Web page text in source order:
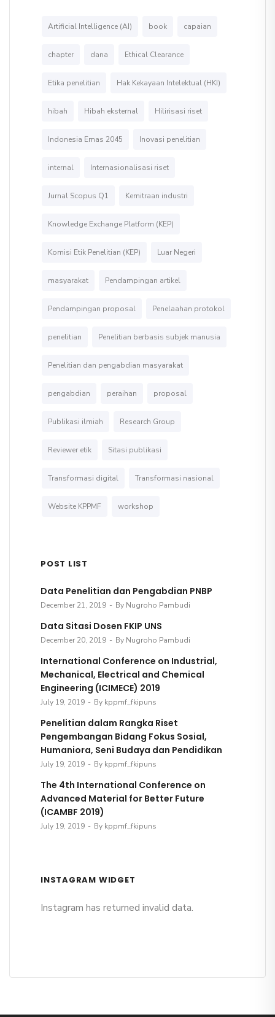
Artificial Intelligence (AI) book capaian
chapter dana Ethical Clearance
Etika penelitian Hak Kekayaan Intelektual (HKI)
hibah Hibah eksternal Hilirisasi riset
Indonesia Emas 2045 Inovasi penelitian
internal Internasionalisasi riset
Jurnal Scopus Q1 Kemitraan industri
Knowledge Exchange Platform (KEP)
Komisi Etik Penelitian (KEP) Luar Negeri
masyarakat Pendampingan artikel
Pendampingan proposal Penelaahan protokol
penelitian Penelitian berbasis subjek manusia
Penelitian dan pengabdian masyarakat
pengabdian peraihan proposal
Publikasi ilmiah Research Group
Reviewer etik Sitasi publikasi
Transformasi digital Transformasi nasional
Website KPPMF workshop
POST LIST
Data Penelitian dan Pengabdian PNBP
December 21, 2019 By Nugroho Pambudi
Data Sitasi Dosen FKIP UNS
December 20, 2019 By Nugroho Pambudi
International Conference on Industrial,
Mechanical, Electrical and Chemical
Engineering (ICIMECE) 2019
July 19, 2019 By kppmf_fkipuns
Penelitian dalam Rangka Riset
Pengembangan Bidang Fokus Sosial,
Humaniora, Seni Budaya dan Pendidikan
July 19, 2019 By kppmf_fkipuns
The 4th International Conference on
Advanced Material for Better Future
(ICAMBF 2019)
July 19, 2019 By kppmf_fkipuns
INSTAGRAM WIDGET
Instagram has returned invalid data.